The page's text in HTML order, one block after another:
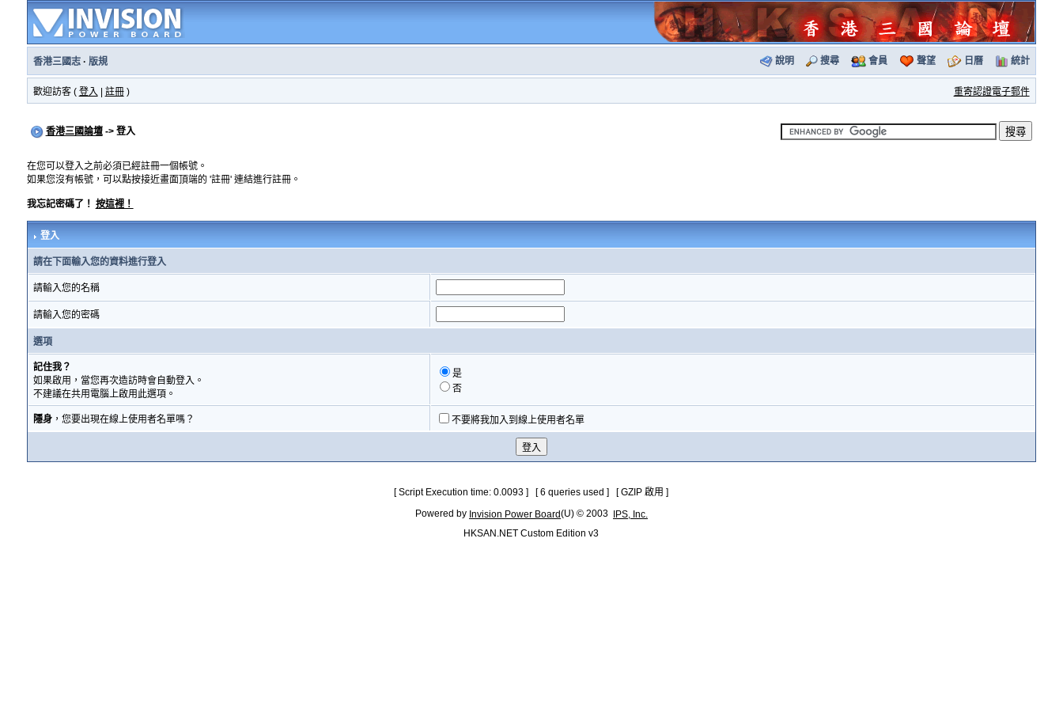
香港三國志· 版規 說明 搜尋 會員 聲望 日曆 統計
歡迎訪客 ( 登入 註冊) 重寄認證電子郵件
香港三國論壇-> 登入
在您可以登入之前必須已經註冊一個帳號。
如果您沒有帳號，可以點按接近畫面頂端的 '註冊' 連結進行註冊。
我忘記密碼了！ 按這裡！
登入
請在下面輸入您的資料進行登入
請輸入您的名稱
請輸入您的密碼
選項
記住我？
如果啟用，當您再次造訪時會自動登入。
不建議在共用電腦上啟用此選項。
是
否
隱身，您要出現在線上使用者名單嗎？ 不要將我加入到線上使用者名單
[ Script Execution time: 0.0093 ] [ 6 queries used ] [ GZIP 啟用 ]
Powered by Invision Power Board(U) © 2003
IPS, Inc.
HKSAN.NET Custom Edition v3